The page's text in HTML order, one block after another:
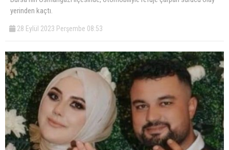
yerinden kaçtı.
28 Eylül 2023 Perşembe 08:53